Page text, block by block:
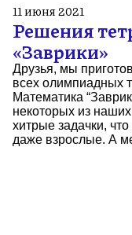
11 июня 2021
Решения
«Заврики»
Друзья, мы
всех олимпиадных
Математика
некоторых из
хитрые задачки,
даже взрослые. А